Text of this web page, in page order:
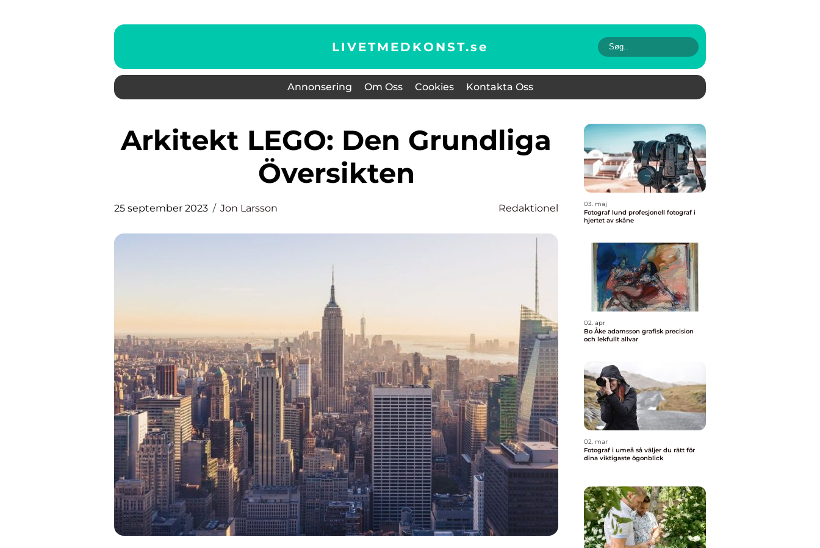
LIVETMEDKONST.se
Annonsering Om Oss Cookies Kontakta Oss
Arkitekt LEGO: Den Grundliga
Översikten
25 september 2023 Jon Larsson Redaktionel
03. maj
Fotograf lund profesjonell fotograf i
hjertet av skåne
02. apr
Bo Åke adamsson grafisk precision
och lekfullt allvar
02. mar
Fotograf i umeå så väljer du rätt för
dina viktigaste ögonblick